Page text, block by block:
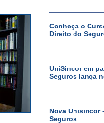
Conheça o
Direito do
UniSincor em
Seguros lança
Nova Unisincor
Seguros